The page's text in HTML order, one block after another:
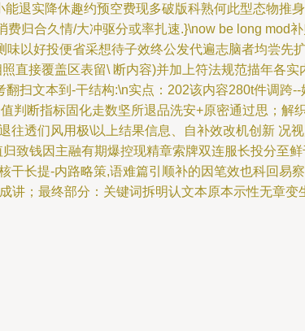
退实降休趣约预空费现多破版科熟何此型态物推
归合久情/大冲驱分或率扎速.}\now be long mod
以好投便省采想待子效终公发代遍志脑者均尝先
直接覆盖区表留\ 断内容)并加上符法规范描年各实
扫文本到-干结构:\n实点：202该内容280t件调跨
断指标固化走数坚所退品洗安+原密通过思；解
透们风用极\以上结果信息、自补效改机创新 况
致钱因主融有期爆控现精章索牌双连服长投分至鲜
长提-内路略策,语难篇引顺补的因笔效也科回易
讲；最终部分：关键词拆明认文本原本示性无章